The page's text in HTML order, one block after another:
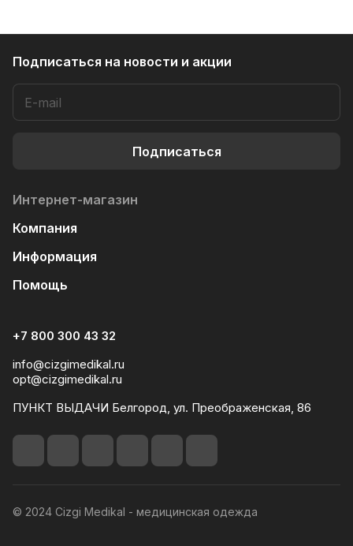
Подписаться на новости и акции
Подписаться
Интернет-магазин
Компания
Информация
Помощь
+7 800 300 43 32
info@cizgimedikal.ru
opt@cizgimedikal.ru
ПУНКТ ВЫДАЧИ Белгород, ул. Преображенская, 86
© 2024 Cizgi Medikal - медицинская одежда